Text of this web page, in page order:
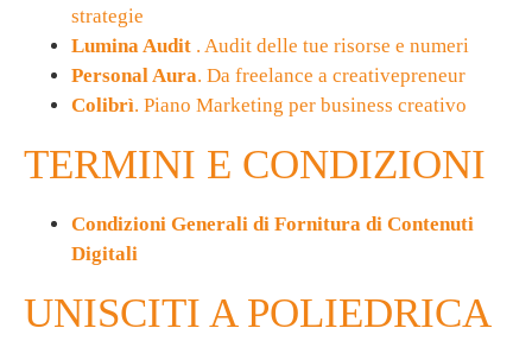
strategie
Lumina Audit . Audit delle tue risorse e numeri
Personal Aura. Da freelance a creativepreneur
Colibrì. Piano Marketing per business creativo
TERMINI E CONDIZIONI
Condizioni Generali di Fornitura di Contenuti
Digitali
UNISCITI A POLIEDRICA